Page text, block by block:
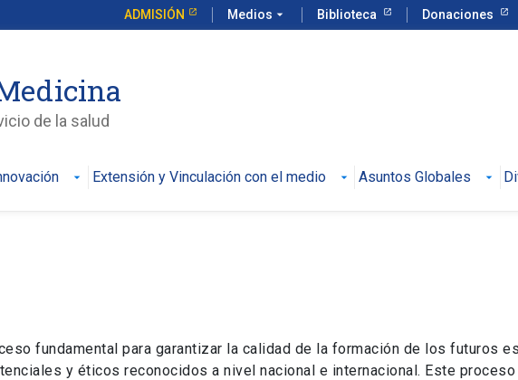
ADMISIÓN Medios arrow_drop_down Biblioteca Donaciones
de la salud
Extensión y Vinculación con el medio Asuntos Globales
fundamental para garantizar la calidad de la formación de los futuros
y éticos reconocidos a nivel nacional e internacional. Este